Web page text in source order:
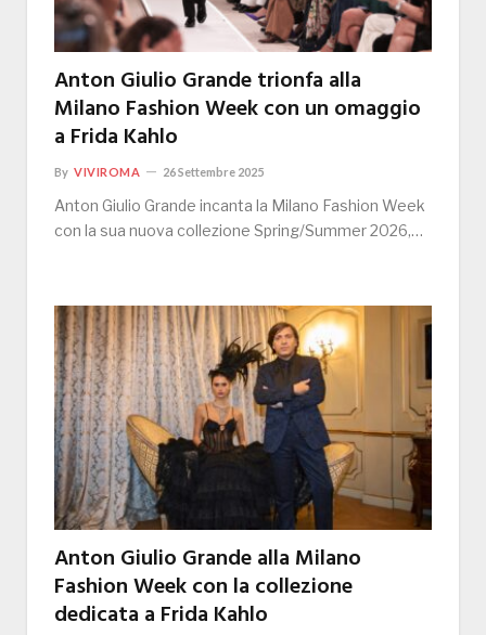
Anton Giulio Grande trionfa alla
Milano Fashion Week con un omaggio
a Frida Kahlo
By VIVIROMA 26 Settembre 2025
Anton Giulio Grande incanta la Milano Fashion Week
con la sua nuova collezione Spring/Summer 2026,…
Anton Giulio Grande alla Milano
Fashion Week con la collezione
dedicata a Frida Kahlo